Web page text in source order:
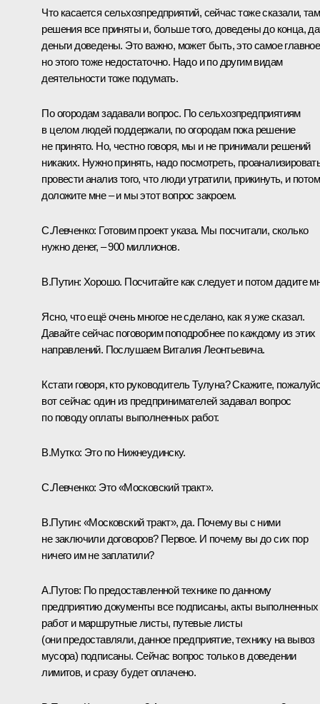
Что касается сельхозпредприятий, сейчас тоже сказали, там
решения все приняты и, больше того, доведены до конца,
деньги доведены. Это важно, может быть, это самое
но этого тоже недостаточно. Надо и по другим видам
деятельности тоже подумать.
По огородам задавали вопрос. По сельхозпредприятиям
в целом людей поддержали, по огородам пока решение
не принято. Но, честно говоря, мы и не принимали решений
никаких. Нужно принять, надо посмотреть,
провести анализ того, что люди утратили, прикинуть, и потом
доложите мне – и мы этот вопрос закроем.
С.Левченко: Готовим проект указа. Мы посчитали, сколько
нужно денег, – 900 миллионов.
В.Путин: Хорошо. Посчитайте как следует и потом дадите
Ясно, что ещё очень многое не сделано, как я уже сказал.
Давайте сейчас поговорим поподробнее по каждому из этих
направлений. Послушаем Виталия Леонтьевича.
Кстати говоря, кто руководитель Тулуна? Скажите,
вот сейчас один из предпринимателей задавал вопрос
по поводу оплаты выполненных работ.
В.Мутко: Это по Нижнеудинску.
С.Левченко: Это «Московский тракт».
В.Путин: «Московский тракт», да. Почему вы с ними
не заключили договоров? Первое. И почему вы до сих пор
ничего им не заплатили?
А.Путов: По предоставленной технике по данному
предприятию документы все подписаны, акты выполненных
работ и маршрутные листы, путевые листы
(они предоставляли, данное предприятие, технику на вывоз
мусора) подписаны. Сейчас вопрос только в доведении
лимитов, и сразу будет оплачено.